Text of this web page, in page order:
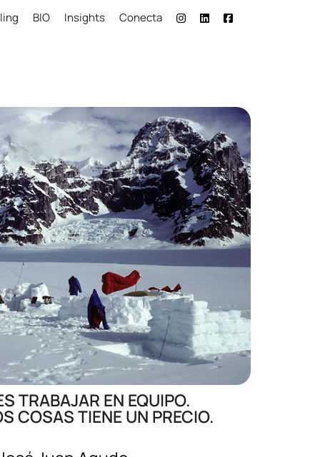
BIO Insights Conecta
TRABAJAR EN EQUIPO.
COSAS TIENE UN PRECIO.